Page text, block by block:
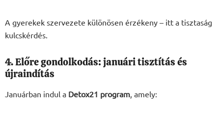
A gyerekek szervezete különösen érzékeny – itt a tisztaság
kulcskérdés.
4. Előre gondolkodás: januári tisztítás és
újraindítás
Januárban indul a Detox21 program , amely: